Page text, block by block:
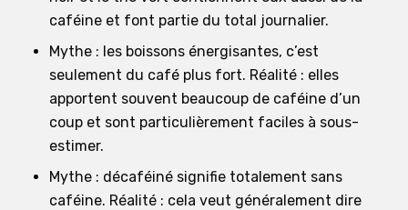
caféine et font partie du total journalier.
Mythe : les boissons énergisantes, c’est
seulement du café plus fort. Réalité : elles
apportent souvent beaucoup de caféine d’un
coup et sont particulièrement faciles à sous-
estimer.
Mythe : décaféiné signifie totalement sans
caféine. Réalité : cela veut généralement dire